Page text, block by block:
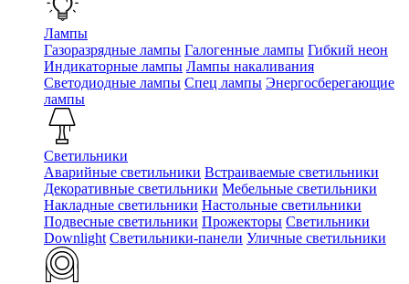
Лампы
Газоразрядные лампы Галогенные лампы Гибкий неон
Индикаторные лампы Лампы накаливания
Светодиодные лампы Спец лампы Энергосберегающие
лампы
Светильники
Аварийные светильники Встраиваемые светильники
Декоративные светильники Мебельные светильники
Накладные светильники Настольные светильники
Подвесные светильники Прожекторы Светильники
Downlight Светильники-панели Уличные светильники